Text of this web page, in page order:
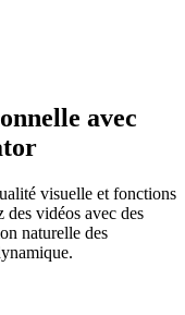
avec
visuelle et fonctions
des vidéos avec des
naturelle des